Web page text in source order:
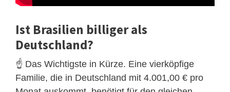
Ist Brasilien billiger als
Deutschland?
☝️ Das Wichtigste in Kürze. Eine vierköpfige
Familie, die in Deutschland mit 4.001,00 € pro